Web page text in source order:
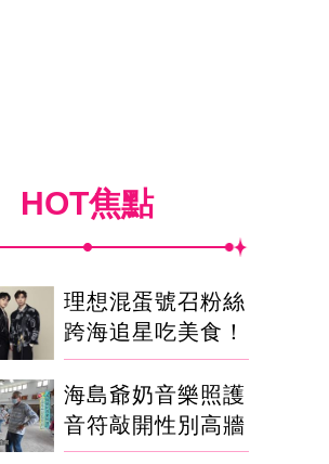
HOT焦點
理想混蛋號召粉絲
跨海追星吃美食！
海島爺奶音樂照護
音符敲開性別高牆